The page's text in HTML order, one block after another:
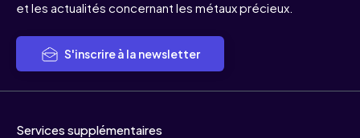
et les actualités concernant les métaux précieux.
S'inscrire à la newsletter
Services supplémentaires